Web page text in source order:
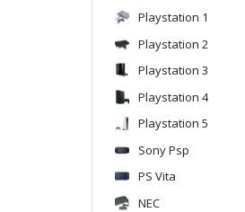
Playstation 1
Playstation 2
Playstation 3
Playstation 4
Playstation 5
Sony Psp
PS Vita
NEC